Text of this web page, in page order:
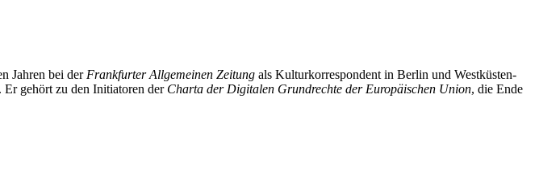
Jahren bei der Frankfurter Allgemeinen Zeitung als Kulturkorrespondent in Berlin und Westküsten-
Er gehört zu den Initiatoren der Charta der Digitalen Grundrechte der Europäischen Union, die Ende